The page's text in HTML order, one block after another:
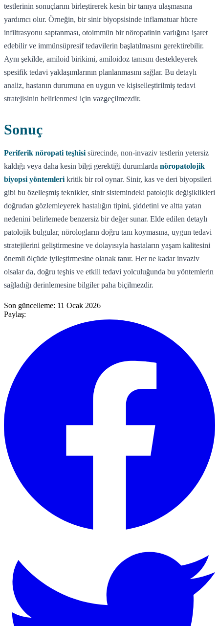
testlerinin sonuçlarını birleştirerek kesin bir tanıya ulaşmasına
yardımcı olur. Örneğin, bir sinir biyopsisinde inflamatuar hücre
infiltrasyonu saptanması, otoimmün bir nöropatinin varlığına işaret
edebilir ve immünsüpresif tedavilerin başlatılmasını gerektirebilir.
Aynı şekilde, amiloid birikimi, amiloidoz tanısını destekleyerek
spesifik tedavi yaklaşımlarının planlanmasını sağlar. Bu detaylı
analiz, hastanın durumuna en uygun ve kişiselleştirilmiş tedavi
stratejisinin belirlenmesi için vazgeçilmezdir.
Sonuç
Periferik nöropati teşhisi sürecinde, non-invaziv testlerin yetersiz
kaldığı veya daha kesin bilgi gerektiği durumlarda nöropatolojik
biyopsi yöntemleri kritik bir rol oynar. Sinir, kas ve deri biyopsileri
gibi bu özelleşmiş teknikler, sinir sistemindeki patolojik değişiklikleri
doğrudan gözlemleyerek hastalığın tipini, şiddetini ve altta yatan
nedenini belirlemede benzersiz bir değer sunar. Elde edilen detaylı
patolojik bulgular, nörologların doğru tanı koymasına, uygun tedavi
stratejilerini geliştirmesine ve dolayısıyla hastaların yaşam kalitesini
önemli ölçüde iyileştirmesine olanak tanır. Her ne kadar invaziv
olsalar da, doğru teşhis ve etkili tedavi yolculuğunda bu yöntemlerin
sağladığı derinlemesine bilgiler paha biçilmezdir.
Son güncelleme: 11 Ocak 2026
Paylaş: